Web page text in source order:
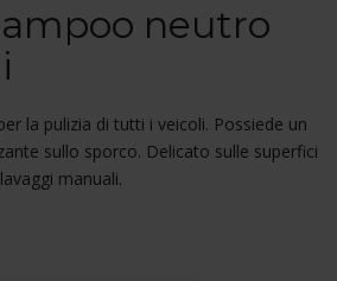
neutro
la pulizia di tutti i veicoli. Possiede un
sullo sporco. Delicato sulle superfici
manuali.